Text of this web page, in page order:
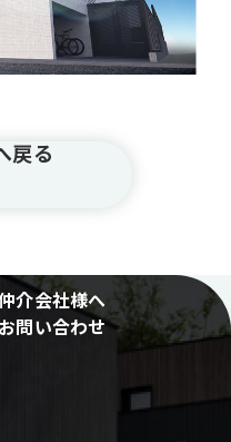
戻る
介会社様へ
お問い合わせ